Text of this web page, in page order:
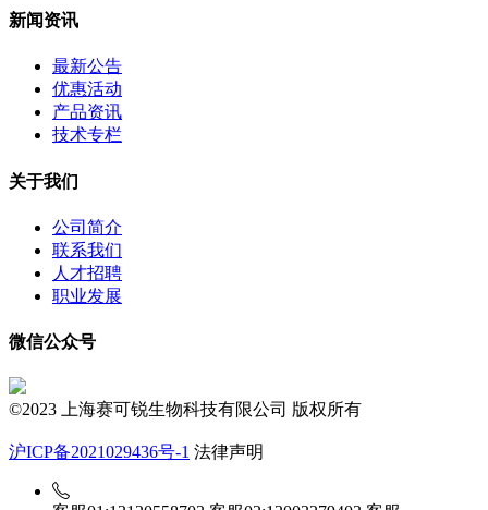
新闻资讯
最新公告
优惠活动
产品资讯
技术专栏
关于我们
公司简介
联系我们
人才招聘
职业发展
微信公众号
©2023 上海赛可锐生物科技有限公司 版权所有
沪ICP备2021029436号-1 法律声明